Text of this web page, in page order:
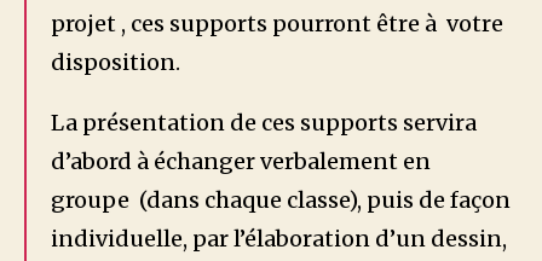
projet , ces supports pourront être à votre
disposition.
La présentation de ces supports servira
d’abord à échanger verbalement en
groupe (dans chaque classe), puis de façon
individuelle, par l’élaboration d’un dessin,